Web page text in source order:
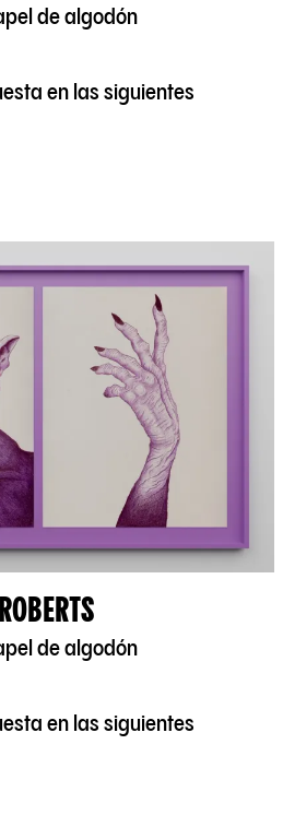
de algodón
en las siguientes
de algodón
en las siguientes